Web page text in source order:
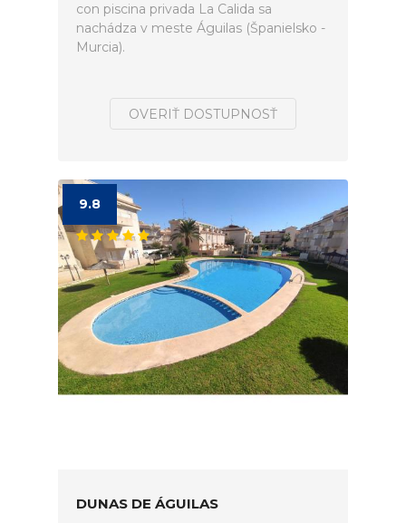
con piscina privada La Calida sa
nachádza v meste Águilas (Španielsko -
Murcia).
OVERIŤ DOSTUPNOSŤ
9.8
DUNAS DE ÁGUILAS